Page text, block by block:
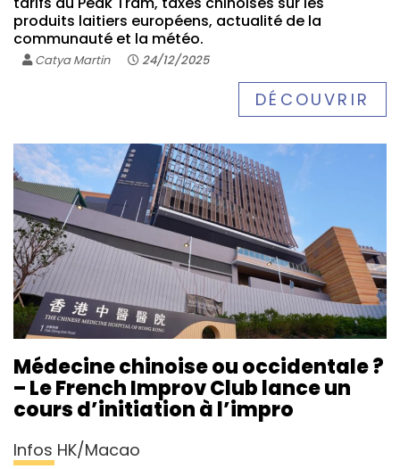
produits laitiers européens, actualité de la
communauté et la météo.
Catya Martin 24/12/2025
DÉCOUVRIR
Médecine chinoise ou occidentale ?
– Le French Improv Club lance un
cours d’initiation à l’impro
Infos HK/Macao